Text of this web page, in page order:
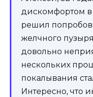
дискомфортом
решил
желчного
довольно
нескольких
покалывания
Интересно, что